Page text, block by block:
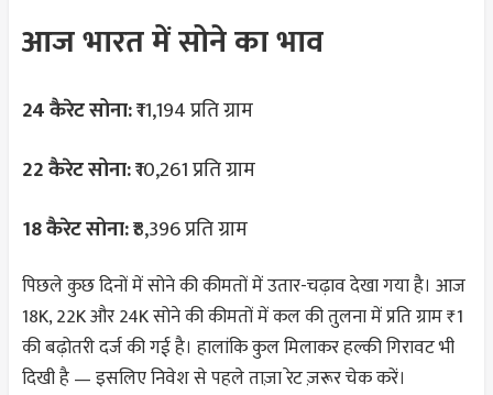
आज भारत में सोने का भाव
24 कैरेट सोना:₹11,194 प्रति ग्राम
22 कैरेट सोना:₹10,261 प्रति ग्राम
18 कैरेट सोना:₹8,396 प्रति ग्राम
पिछले कुछ दिनों में सोने की कीमतों में उतार-चढ़ाव देखा गया है। आज
18K, 22K और 24K सोने की कीमतों में कल की तुलना में प्रति ग्राम ₹1
की बढ़ोतरी दर्ज की गई है। हालांकि कुल मिलाकर हल्की गिरावट भी
दिखी है — इसलिए निवेश से पहले ताज़ा रेट ज़रूर चेक करें।